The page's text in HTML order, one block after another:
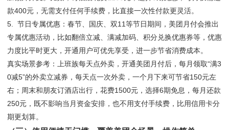
款400元，无需支付任何手续费，比直接一次性付款更灵活。
5. 节日专属优惠：春节、国庆、双11等节日期间，美团月付会推出
专属优惠活动，比如翻倍立减、满减加码、积分兑换优惠券等，优惠
力度比平时更大，开通用户可优先享受，进一步节省消费成本。
真实场景参考：上班族每天点外卖，开通美团月付后，每月领取“满3
0减5”的外卖立减券，每天点一次外卖，一个月下来可节省150元左
右；周末和朋友订酒店出行，花费1500元，选择6期免息，每月还款
250元，既不影响当月资金安排，也不用支付手续费，比用信用卡分
期更划算。